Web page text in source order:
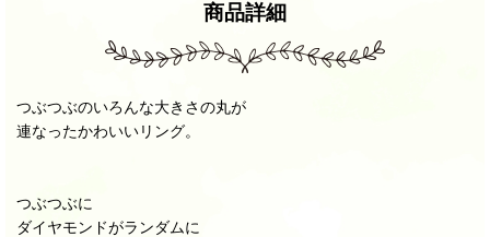
商品詳細
つぶつぶのいろんな大きさの丸が
連なったかわいいリング。
つぶつぶに
ダイヤモンドがランダムに